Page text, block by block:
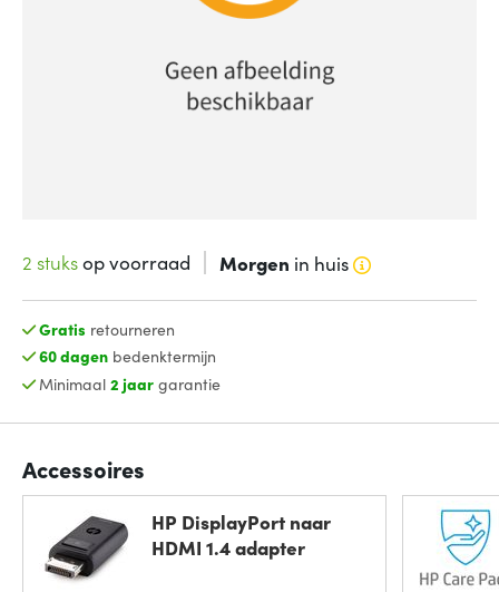
2 stuksop voorraad Morgen in huis
Gratis retourneren
60 dagenbedenktermijn
Minimaal 2 jaargarantie
Accessoires
HP DisplayPort naar
HDMI 1.4 adapter